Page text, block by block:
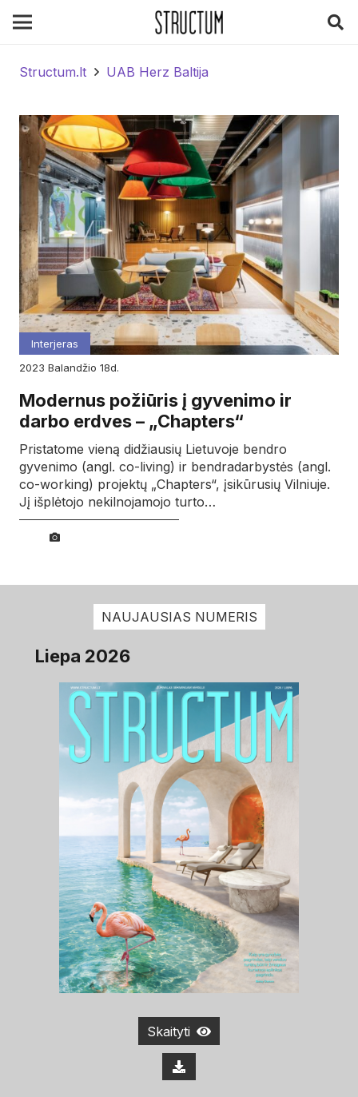
Structum.lt UAB Herz Baltija
Interjeras
2023
balandžio 18d.
Modernus požiūris į gyvenimo ir
darbo erdves – „Chapters“
Pristatome vieną didžiausių Lietuvoje bendro
gyvenimo (angl. co-living) ir bendradarbystės (angl.
co-working) projektų „Chapters“, įsikūrusių Vilniuje.
Jį išplėtojo nekilnojamojo turto…
NAUJAUSIAS NUMERIS
Liepa 2026
Skaityti